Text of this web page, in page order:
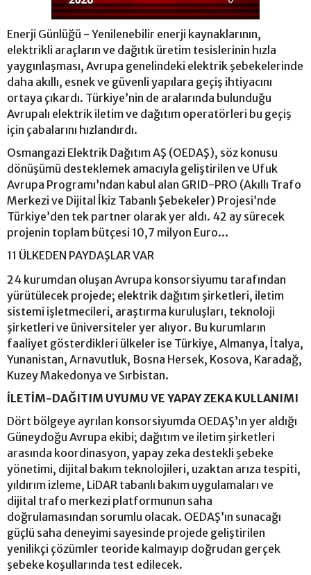
Enerji Günlüğü - Yenilenebilir enerji kaynaklarının,
elektrikli araçların ve dağıtık üretim tesislerinin hızla
yaygınlaşması, Avrupa genelindeki elektrik şebekelerinde
daha akıllı, esnek ve güvenli yapılara geçiş ihtiyacını
ortaya çıkardı. Türkiye’nin de aralarında bulunduğu
Avrupalı elektrik iletim ve dağıtım operatörleri bu geçiş
için çabalarını hızlandırdı.
Osmangazi Elektrik Dağıtım AŞ (OEDAŞ), söz konusu
dönüşümü desteklemek amacıyla geliştirilen ve Ufuk
Avrupa Programı’ndan kabul alan GRID-PRO (Akıllı Trafo
Merkezi ve Dijital İkiz Tabanlı Şebekeler) Projesi’nde
Türkiye’den tek partner olarak yer aldı. 42 ay sürecek
projenin toplam bütçesi 10,7 milyon Euro...
11 ÜLKEDEN PAYDAŞLAR VAR
24 kurumdan oluşan Avrupa konsorsiyumu tarafından
yürütülecek projede; elektrik dağıtım şirketleri, iletim
sistemi işletmecileri, araştırma kuruluşları, teknoloji
şirketleri ve üniversiteler yer alıyor. Bu kurumların
faaliyet gösterdikleri ülkeler ise Türkiye, Almanya, İtalya,
Yunanistan, Arnavutluk, Bosna Hersek, Kosova, Karadağ,
Kuzey Makedonya ve Sırbistan.
İLETİM-DAĞITIM UYUMU VE YAPAY ZEKA KULLANIMI
Dört bölgeye ayrılan konsorsiyumda OEDAŞ’ın yer aldığı
Güneydoğu Avrupa ekibi; dağıtım ve iletim şirketleri
arasında koordinasyon, yapay zeka destekli şebeke
yönetimi, dijital bakım teknolojileri, uzaktan arıza tespiti,
yıldırım izleme, LiDAR tabanlı bakım uygulamaları ve
dijital trafo merkezi platformunun saha
doğrulamasından sorumlu olacak. OEDAŞ’ın sunacağı
güçlü saha deneyimi sayesinde projede geliştirilen
yenilikçi çözümler teoride kalmayıp doğrudan gerçek
şebeke koşullarında test edilecek.